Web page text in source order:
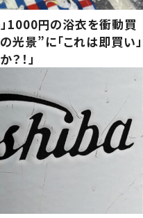
」1000円の浴衣を衝動買
光景”に「これは即買い」
！」